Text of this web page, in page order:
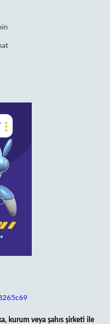
kurum veya şahıs şirketi ile